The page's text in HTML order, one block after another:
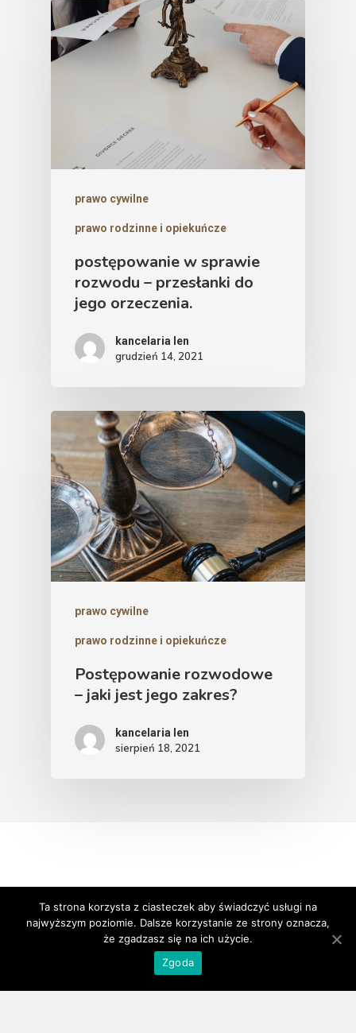
prawo cywilne
prawo rodzinne i opiekuńcze
postępowanie w sprawie
rozwodu – przesłanki do
jego orzeczenia.
kancelaria len
grudzień 14, 2021
prawo cywilne
prawo rodzinne i opiekuńcze
Postępowanie rozwodowe
– jaki jest jego zakres?
kancelaria len
sierpień 18, 2021
Ta strona korzysta z ciasteczek aby świadczyć usługi na
najwyższym poziomie. Dalsze korzystanie ze strony oznacza,
że zgadzasz się na ich użycie.
Zgoda